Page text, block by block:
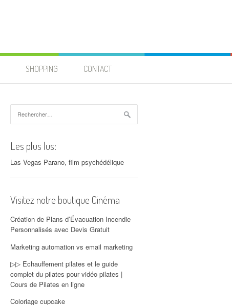
SHOPPING CONTACT
Les plus lus:
Las Vegas Parano, film psychédélique
Visitez notre boutique Cinéma
Création de Plans d’Évacuation Incendie
Personnalisés avec Devis Gratuit
Marketing automation vs email marketing
▷▷ Echauffement pilates et le guide
complet du pilates pour vidéo pilates |
Cours de Pilates en ligne
Coloriage cupcake